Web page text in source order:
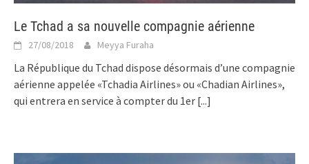
Le Tchad a sa nouvelle compagnie aérienne
27/08/2018 Meyya Furaha
La République du Tchad dispose désormais d’une compagnie
aérienne appelée «Tchadia Airlines» ou «Chadian Airlines»,
qui entrera en service à compter du 1er [...]